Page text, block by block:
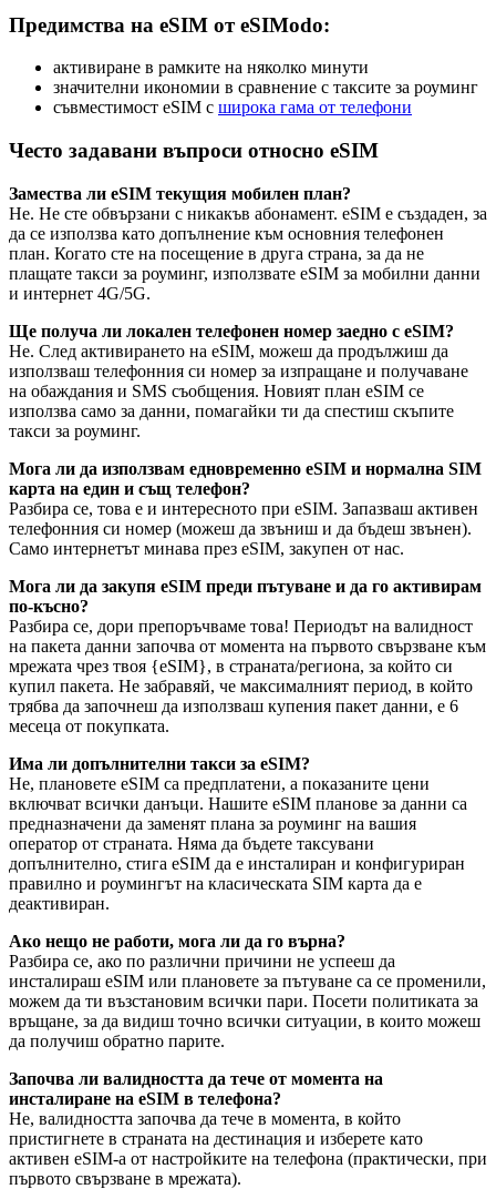
Предимства на eSIM от eSIModo:
активиране в рамките на няколко минути
значителни икономии в сравнение с таксите за роуминг
съвместимост eSIM с широка гама от телефони
Често задавани въпроси относно eSIM
Замествa ли eSIM текущия мобилен план?
Не. Не сте обвързани с никакъв абонамент. eSIM е създаден, за
да се използва като допълнение към основния телефонен
план. Когато сте на посещение в друга страна, за да не
плащате такси за роуминг, използвате eSIM за мобилни данни
и интернет 4G/5G.
Ще получа ли локален телефонен номер заедно с eSIM?
Не. След активирането на eSIM, можеш да продължиш да
използваш телефонния си номер за изпращане и получаване
на обаждания и SMS съобщения. Новият план eSIM се
използва само за данни, помагайки ти да спестиш скъпите
такси за роуминг.
Мога ли да използвам едновременно eSIM и нормална SIM
карта на един и същ телефон?
Разбира се, това е и интересното при eSIM. Запазваш активен
телефонния си номер (можеш да звъниш и да бъдеш звънен).
Само интернетът минава през eSIM, закупен от нас.
Мога ли да закупя eSIM преди пътуване и да го активирам
по-късно?
Разбира се, дори препоръчваме това! Периодът на валидност
на пакета данни започва от момента на първото свързване към
мрежата чрез твоя {eSIM}, в страната/региона, за който си
купил пакета. Не забравяй, че максималният период, в който
трябва да започнеш да използваш купения пакет данни, е 6
месеца от покупката.
Има ли допълнителни такси за eSIM?
Не, плановете eSIM са предплатени, а показаните цени
включват всички данъци. Нашите eSIM планове за данни са
предназначени да заменят плана за роуминг на вашия
оператор от страната. Няма да бъдете таксувани
допълнително, стига eSIM да е инсталиран и конфигуриран
правилно и роумингът на класическата SIM карта да е
деактивиран.
Ако нещо не работи, мога ли да го върна?
Разбира се, ако по различни причини не успееш да
инсталираш eSIM или плановете за пътуване са се променили,
можем да ти възстановим всички пари. Посети политиката за
връщане, за да видиш точно всички ситуации, в които можеш
да получиш обратно парите.
Започва ли валидността да тече от момента на
инсталиране на eSIM в телефона?
Не, валидността започва да тече в момента, в който
пристигнете в страната на дестинация и изберете като
активен eSIM-а от настройките на телефона (практически, при
първото свързване в мрежата).